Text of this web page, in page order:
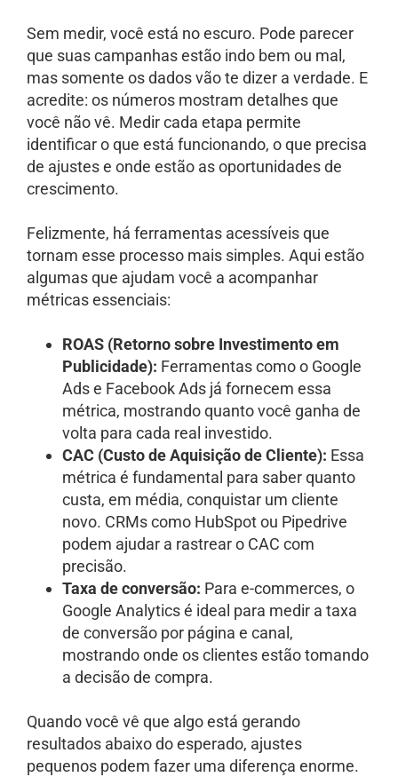
Sem medir, você está no escuro. Pode parecer
que suas campanhas estão indo bem ou mal,
mas somente os dados vão te dizer a verdade. E
acredite: os números mostram detalhes que
você não vê. Medir cada etapa permite
identificar o que está funcionando, o que precisa
de ajustes e onde estão as oportunidades de
crescimento.
Felizmente, há ferramentas acessíveis que
tornam esse processo mais simples. Aqui estão
algumas que ajudam você a acompanhar
métricas essenciais:
ROAS (Retorno sobre Investimento em
Publicidade): Ferramentas como o Google
Ads e Facebook Ads já fornecem essa
métrica, mostrando quanto você ganha de
volta para cada real investido.
CAC (Custo de Aquisição de Cliente): Essa
métrica é fundamental para saber quanto
custa, em média, conquistar um cliente
novo. CRMs como HubSpot ou Pipedrive
podem ajudar a rastrear o CAC com
precisão.
Taxa de conversão: Para e-commerces, o
Google Analytics é ideal para medir a taxa
de conversão por página e canal,
mostrando onde os clientes estão tomando
a decisão de compra.
Quando você vê que algo está gerando
resultados abaixo do esperado, ajustes
pequenos podem fazer uma diferença enorme.